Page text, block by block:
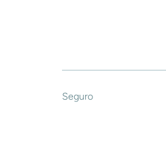
Seguro